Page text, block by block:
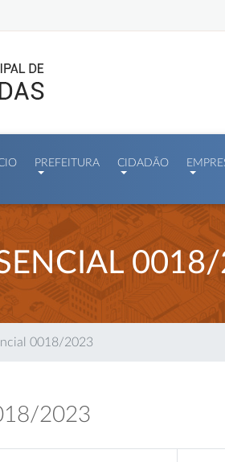
PREFEITURA CIDADÃO
0018/2023
2023